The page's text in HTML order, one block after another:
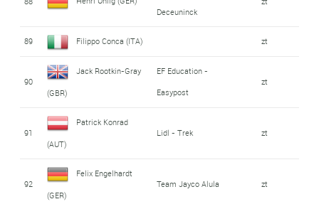
Deceuninck
89 Filippo Conca (ITA) zt
90
Jack Rootkin-Gray
(GBR)
EF Education -
Easypost
zt
91
Patrick Konrad
(AUT)
Lidl - Trek zt
92
Felix Engelhardt
(GER)
Team Jayco Alula zt